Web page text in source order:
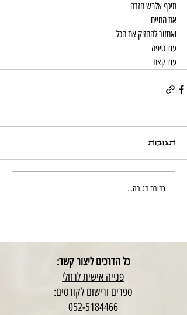
תיכף אלבש חזרה
את החיים
ואחזור להחזיק את הכל
עוד טיפה
עוד קצת
תגובות
כתיבת תגובה...
כל הדרכים ליצור קשר:
פנייה אישית לרחלי
ספרים ורישום לקורסים:
052-5184466